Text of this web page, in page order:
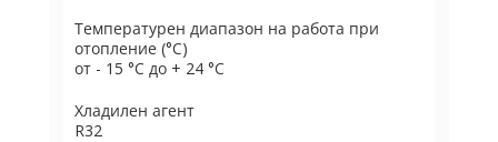
Температурен диапазон на работа при
отопление (°C)
от - 15 °C до + 24 °C
Хладилен агент
R32